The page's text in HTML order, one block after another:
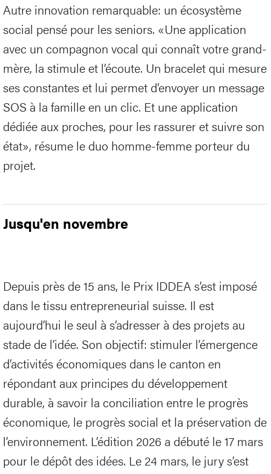
Autre innovation remarquable: un écosystème
social pensé pour les seniors. «Une application
avec un compagnon vocal qui connaît votre grand-
mère, la stimule et l’écoute. Un bracelet qui mesure
ses constantes et lui permet d’envoyer un message
SOS à la famille en un clic. Et une application
dédiée aux proches, pour les rassurer et suivre son
état», résume le duo homme-femme porteur du
projet.
Jusqu'en novembre
Depuis près de 15 ans, le Prix IDDEA s’est imposé
dans le tissu entrepreneurial suisse. Il est
aujourd’hui le seul à s’adresser à des projets au
stade de l’idée. Son objectif: stimuler l’émergence
d’activités économiques dans le canton en
répondant aux principes du développement
durable, à savoir la conciliation entre le progrès
économique, le progrès social et la préservation de
l’environnement. L’édition 2026 a débuté le 17 mars
pour le dépôt des idées. Le 24 mars, le jury s’est